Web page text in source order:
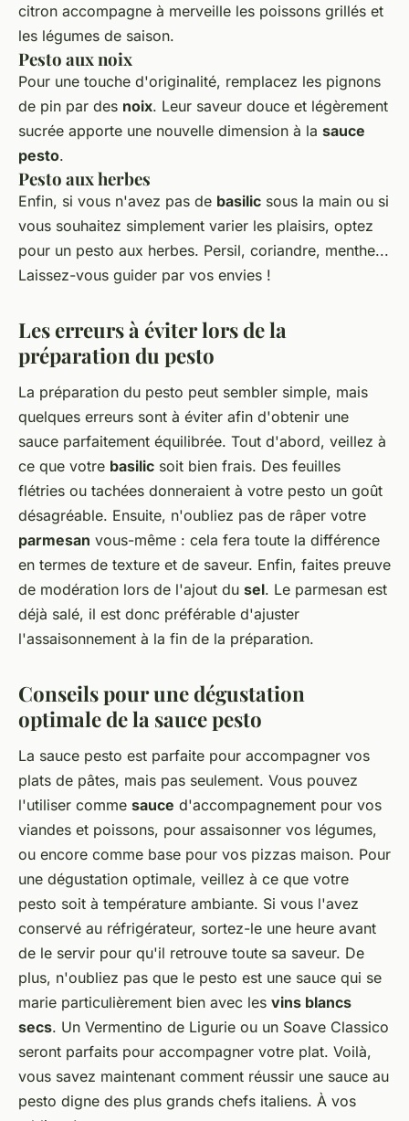
citron accompagne à merveille les poissons grillés et
les légumes de saison.
Pesto aux noix
Pour une touche d'originalité, remplacez les pignons
de pin par des noix. Leur saveur douce et légèrement
sucrée apporte une nouvelle dimension à la sauce
pesto.
Pesto aux herbes
Enfin, si vous n'avez pas de basilic sous la main ou si
vous souhaitez simplement varier les plaisirs, optez
pour un pesto aux herbes. Persil, coriandre, menthe...
Laissez-vous guider par vos envies !
Les erreurs à éviter lors de la
préparation du pesto
La préparation du pesto peut sembler simple, mais
quelques erreurs sont à éviter afin d'obtenir une
sauce parfaitement équilibrée. Tout d'abord, veillez à
ce que votre basilic soit bien frais. Des feuilles
flétries ou tachées donneraient à votre pesto un goût
désagréable. Ensuite, n'oubliez pas de râper votre
parmesan vous-même : cela fera toute la différence
en termes de texture et de saveur. Enfin, faites preuve
de modération lors de l'ajout du sel. Le parmesan est
déjà salé, il est donc préférable d'ajuster
l'assaisonnement à la fin de la préparation.
Conseils pour une dégustation
optimale de la sauce pesto
La sauce pesto est parfaite pour accompagner vos
plats de pâtes, mais pas seulement. Vous pouvez
l'utiliser comme sauce d'accompagnement pour vos
viandes et poissons, pour assaisonner vos légumes,
ou encore comme base pour vos pizzas maison. Pour
une dégustation optimale, veillez à ce que votre
pesto soit à température ambiante. Si vous l'avez
conservé au réfrigérateur, sortez-le une heure avant
de le servir pour qu'il retrouve toute sa saveur. De
plus, n'oubliez pas que le pesto est une sauce qui se
marie particulièrement bien avec les vins blancs
secs. Un Vermentino de Ligurie ou un Soave Classico
seront parfaits pour accompagner votre plat. Voilà,
vous savez maintenant comment réussir une sauce au
pesto digne des plus grands chefs italiens. À vos